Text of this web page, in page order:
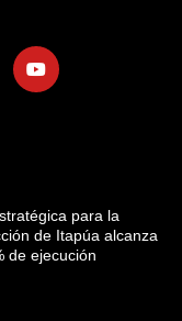
para la
de Itapúa alcanza
de ejecución